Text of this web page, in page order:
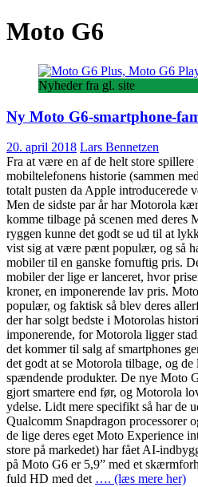
Moto G6
Nyheder fra gl. site
Ny Moto G6-smartphone-
20. april 2018 Lars Bennetzen
Fra at være en af de helt store
mobiltelefonens historie (sammen
totalt pusten da Apple introducerede
Men de sidste par år har Motorola
komme tilbage på scenen med deres
ryggen kunne det godt se ud til at
vist sig at være pænt populær, og så
mobiler til en ganske fornuftig pris.
mobiler der lige er lanceret, hvor
kroner, en imponerende lav pris.
populær, og faktisk så blev deres
der har solgt bedste i Motorolas
imponerende, for Motorola ligger
det kommer til salg af smartphones
det godt at se Motorola tilbage, og
spændende produkter. De nye Moto
gjort smartere end før, og Motorola
ydelse. Lidt mere specifikt så har de
Qualcomm Snapdragon processorer
de lige deres eget Moto Experience
store på markedet) har fået AI-
på Moto G6 er 5,9” med et
fuld HD med det …. (læs mere her)